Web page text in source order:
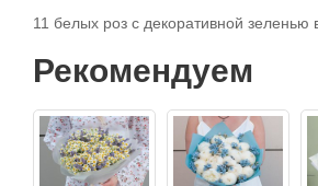
11 белых роз с декоративной зеленью
Рекомендуем